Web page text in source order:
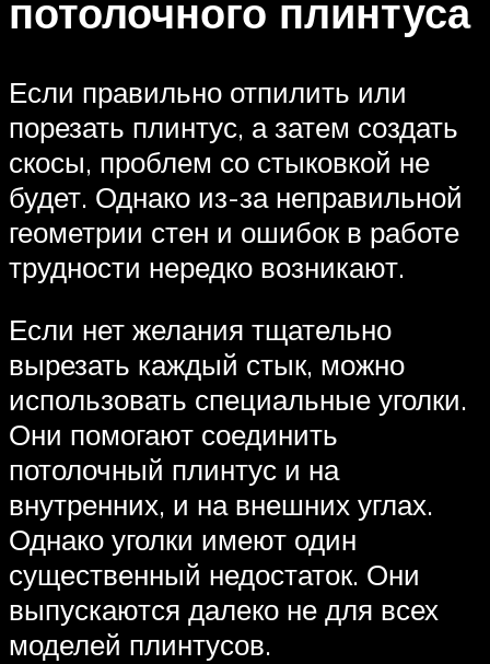
потолочного плинтуса
Если правильно отпилить или
порезать плинтус, а затем создать
скосы, проблем со стыковкой не
будет. Однако из-за неправильной
геометрии стен и ошибок в работе
трудности нередко возникают.
Если нет желания тщательно
вырезать каждый стык, можно
использовать специальные уголки.
Они помогают соединить
потолочный плинтус и на
внутренних, и на внешних углах.
Однако уголки имеют один
существенный недостаток. Они
выпускаются далеко не для всех
моделей плинтусов.